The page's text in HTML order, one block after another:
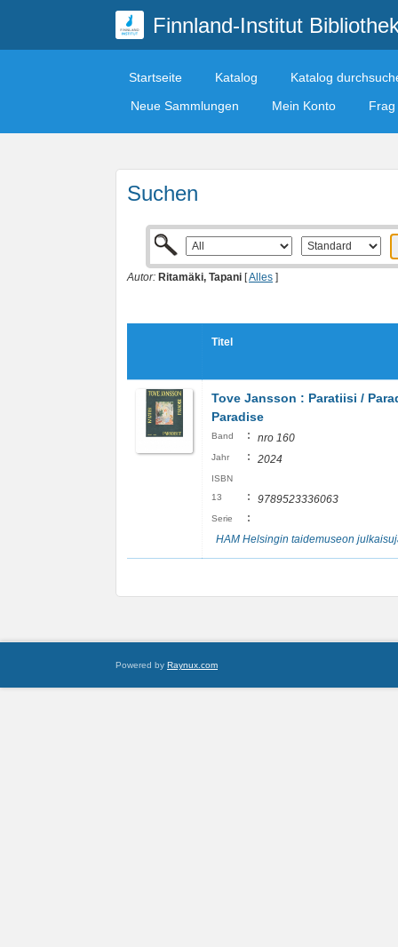
Finnland-Institut
Startseite Katalog
Katalog
Neue Sammlungen
Mein Konto
Suchen
Autor: Ritamäki, Tapani [Alles ]
Titel
Tove Jansson : Paratiisi /
Paradise
Band : nro 160
Jahr : 2024
ISBN
13
: 9789523336063
Serie
:
HAM Helsingin taidemuseon
Powered by Raynux.com